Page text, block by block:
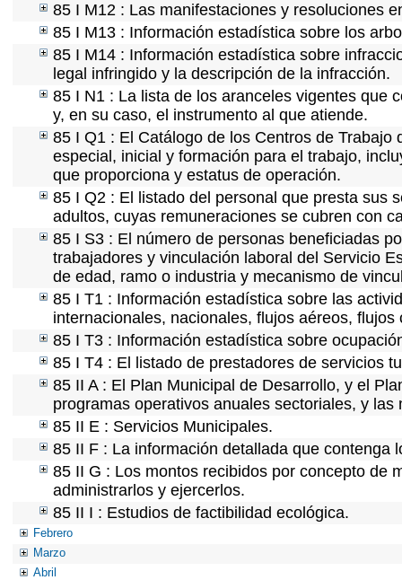
85 I M12 : Las manifestaciones y resoluciones
85 I M13 : Información estadística sobre los
85 I M14 : Información estadística sobre
legal infringido y la descripción de la infracción.
85 I N1 : La lista de los aranceles vigentes que
y, en su caso, el instrumento al que atiende.
85 I Q1 : El Catálogo de los Centros de
especial, inicial y formación para el trabajo,
que proporciona y estatus de operación.
85 I Q2 : El listado del personal que presta sus
adultos, cuyas remuneraciones se cubren con
85 I S3 : El número de personas beneficiadas
trabajadores y vinculación laboral del Servicio
de edad, ramo o industria y mecanismo de
85 I T1 : Información estadística sobre las
internacionales, nacionales, flujos aéreos, flujos
85 I T3 : Información estadística sobre
85 I T4 : El listado de prestadores de servicios
85 II A : El Plan Municipal de Desarrollo, y el
programas operativos anuales sectoriales, y
85 II E : Servicios Municipales.
85 II F : La información detallada que contenga
85 II G : Los montos recibidos por concepto de
administrarlos y ejercerlos.
85 II I : Estudios de factibilidad ecológica.
Febrero
Marzo
Abril